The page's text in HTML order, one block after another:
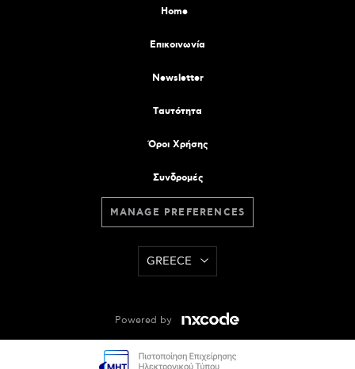
Home
Επικοινωνία
Newsletter
Tαυτότητα
Όροι Χρήσης
Συνδρομές
MANAGE PREFERENCES
GREECE
Powered by